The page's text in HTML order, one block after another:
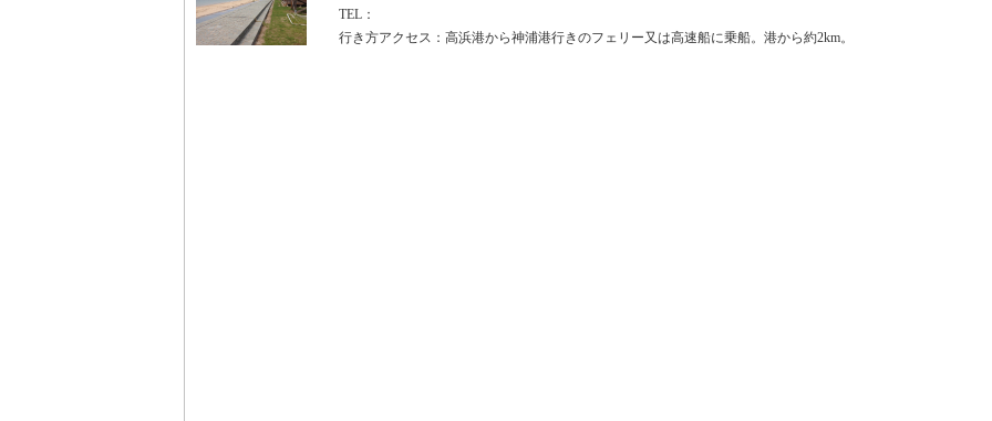
TEL：
行き方アクセス：高浜港から神浦港行きのフェリー又は高速船に乗船。港から約2km。